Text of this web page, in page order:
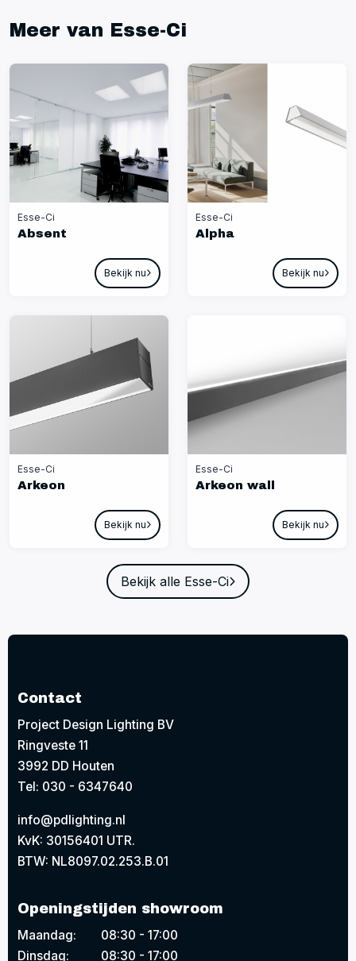
Meer van Esse-Ci
Esse-Ci
Absent
Bekijk nu
Esse-Ci
Alpha
Bekijk nu
Esse-Ci
Arkeon
Bekijk nu
Esse-Ci
Arkeon wall
Bekijk nu
Bekijk alle Esse-Ci
Contact
Project Design Lighting BV
Ringveste 11
3992 DD Houten
Tel: 030 - 6347640
info@pdlighting.nl
KvK: 30156401 UTR.
BTW: NL8097.02.253.B.01
Openingstijden showroom
Maandag:
08:30 - 17:00
Dinsdag:
08:30 - 17:00